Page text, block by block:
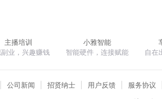
主播培训
业，兴趣赚钱
小雅智能
智能硬件，连接赋能
自在
公司新闻 招贤纳士 用户反馈 服务协议